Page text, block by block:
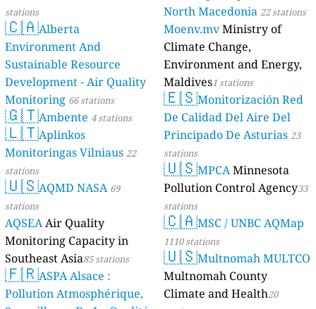
stations
🇨🇦Alberta
Environment And
Sustainable Resource
Development - Air Quality
Monitoring 66 stations
🇬🇹Ambente 4 stations
🇱🇹Aplinkos
Monitoringas Vilniaus 22
stations
🇺🇸AQMD NASA 69
stations
AQSEAAir Quality
Monitoring Capacity in
Southeast Asia85 stations
🇫🇷ASPA Alsace :
Pollution Atmosphérique,
North Macedonia 22 stations
Moenv.mvMinistry of
Climate Change,
Environment and Energy,
Maldives1 stations
🇪🇸Monitorización Red
De Calidad Del Aire Del
Principado De Asturias 23
stations
🇺🇸MPCAMinnesota
Pollution Control Agency33
stations
🇨🇦MSC / UNBC AQMap
1110 stations
🇺🇸Multnomah MULTCO
Multnomah County
Climate and Health20